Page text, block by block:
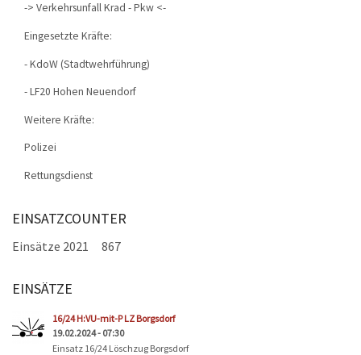
-> Verkehrsunfall Krad - Pkw <-
Eingesetzte Kräfte:
- KdoW (Stadtwehrführung)
- LF20 Hohen Neuendorf
Weitere Kräfte:
Polizei
Rettungsdienst
EINSATZCOUNTER
Einsätze 2021 867
EINSÄTZE
16/24 H:VU-mit-P LZ Borgsdorf
19.02.2024 - 07:30
Einsatz 16/24 Löschzug Borgsdorf
Seiten